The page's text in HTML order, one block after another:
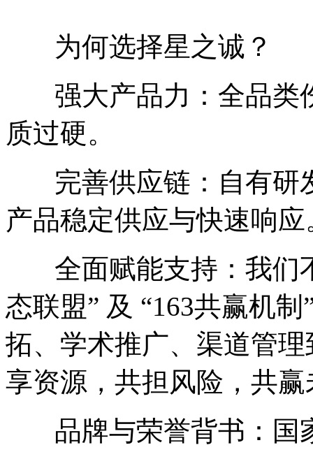
为何选择星之诚？
强大产品力：全品类
质过硬。
完善供应链：自有研
产品稳定供应与快速响应
全面赋能支持：我们
态联盟” 及 “163共赢机
拓、学术推广、渠道管
享资源，共担风险，共赢
品牌与荣誉背书：国